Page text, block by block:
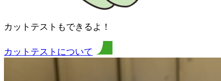
カットテストもできるよ！
カットテストについて